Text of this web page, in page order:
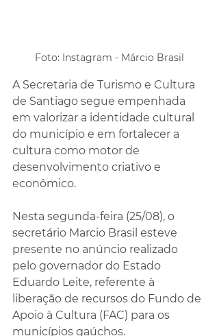
Foto: Instagram - Márcio Brasil
A Secretaria de Turismo e Cultura
de Santiago segue empenhada
em valorizar a identidade cultural
do município e em fortalecer a
cultura como motor de
desenvolvimento criativo e
econômico.
Nesta segunda-feira (25/08), o
secretário Marcio Brasil esteve
presente no anúncio realizado
pelo governador do Estado
Eduardo Leite, referente à
liberação de recursos do Fundo de
Apoio à Cultura (FAC) para os
municípios gaúchos.